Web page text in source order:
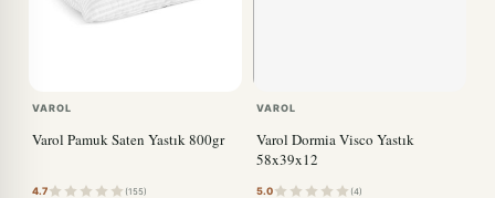
VAROL
Varol Pamuk Saten Yastık 800gr
4.7 (155)
VAROL
Varol Dormia Visco Yastık
58x39x12
5.0 (4)